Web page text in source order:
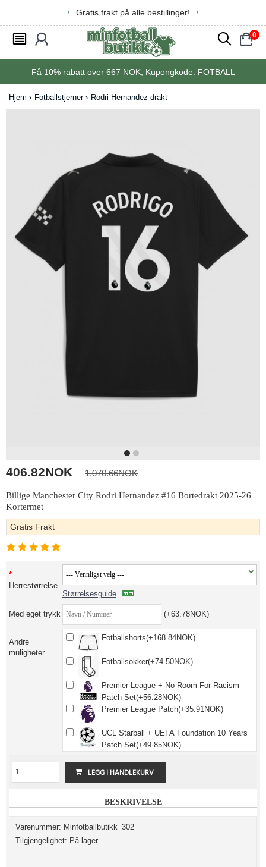
Gratis frakt på alle bestillinger!
󰂩 󰃳 󰂨 0
󰃠
Få 10%rabatt over 667 NOK, Kupongkode: FOTBALL
Hjem Fotballstjerner Rodri Hernandez drakt
406.82NOK 1.070.66NOK
Billige Manchester City Rodri Hernandez #16 Bortedrakt 2025-26
Kortermet
Gratis Frakt
Herrestørrelse
Størrelsesguide
Med eget trykk (+63.78NOK)
Andre
muligheter
Fotballshorts(+168.84NOK)
Fotballsokker(+74.50NOK)
Premier League + No Room For Racism
Patch Set(+56.28NOK)
Premier League Patch(+35.91NOK)
UCL Starball + UEFA Foundation 10 Years
Patch Set(+49.85NOK)
BESKRIVELSE
Varenummer: Minfotballbutikk_302
Tilgjengelighet: På lager